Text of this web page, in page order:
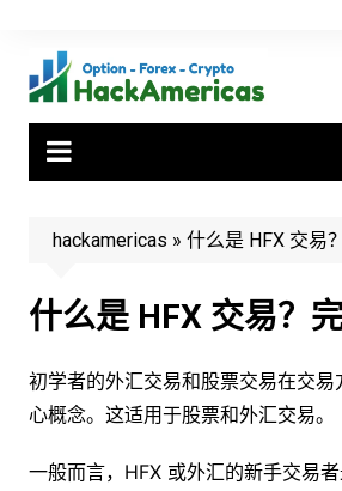
content
hackamericas » 什么是 HFX 交易
什么是 HFX 交易？
初学者的外汇交易和股票交易在交
心概念。这适用于股票和外汇交易。
一般而言，HFX 或外汇的新手交易